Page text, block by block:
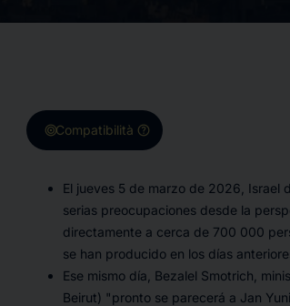
targetCompatibilità help
El jueves 5 de marzo de 2026, Israel
serias preocupaciones desde la
directamente a cerca de 700 000
se han producido en los días
Ese mismo día, Bezalel Smotrich,
Beirut) "pronto se parecerá a Jan